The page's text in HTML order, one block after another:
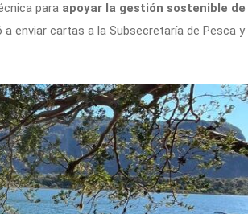
para apoyar la gestión sostenible de
enviar cartas a la Subsecretaría de Pesca y